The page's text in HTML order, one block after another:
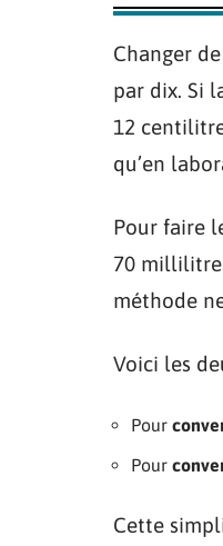
Changer
par dix. Si
12
qu’en
Pour faire
70
méthode
Voici les
Pour
Pour
Cette